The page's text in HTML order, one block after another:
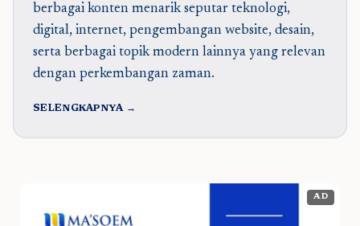
berbagai konten menarik seputar teknologi,
digital, internet, pengembangan website, desain,
serta berbagai topik modern lainnya yang relevan
dengan perkembangan zaman.
SELENGKAPNYA →
AD